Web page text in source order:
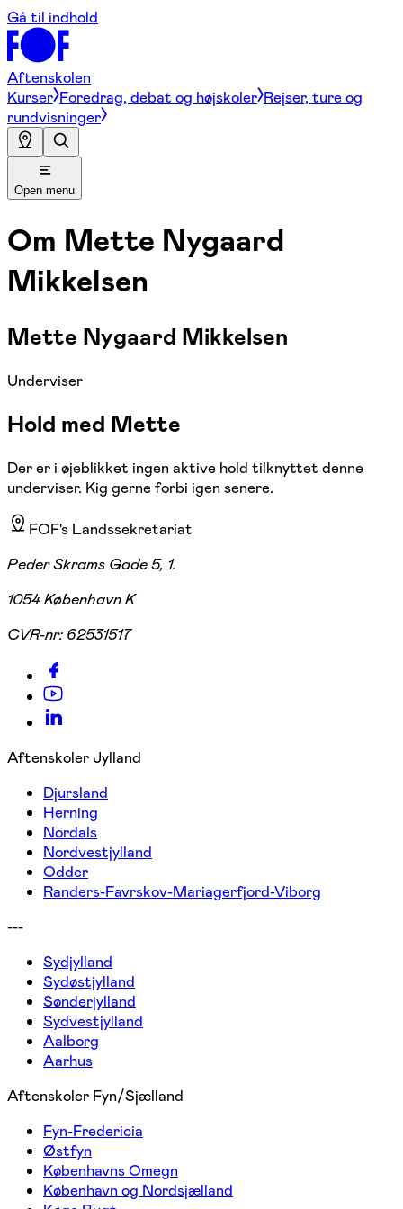
Gå til indhold
Aftenskolen
Kurser Foredrag, debat og højskoler Rejser, ture og
rundvisninger
Open menu
Om Mette Nygaard
Mikkelsen
Mette Nygaard Mikkelsen
Underviser
Hold med Mette
Der er i øjeblikket ingen aktive hold tilknyttet denne
underviser. Kig gerne forbi igen senere.
FOF's Landssekretariat
Peder Skrams Gade 5, 1.
1054 København K
CVR-nr: 62531517
Aftenskoler Jylland
Djursland
Herning
Nordals
Nordvestjylland
Odder
Randers-Favrskov-Mariagerfjord-Viborg
---
Sydjylland
Sydøstjylland
Sønderjylland
Sydvestjylland
Aalborg
Aarhus
Aftenskoler Fyn/Sjælland
Fyn-Fredericia
Østfyn
Københavns Omegn
København og Nordsjælland